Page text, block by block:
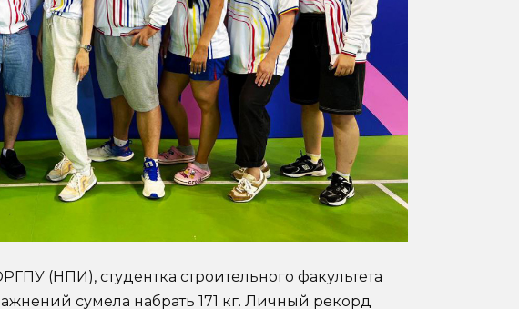
(НПИ), студентка строительного факультета
сумела набрать 171 кг. Личный рекорд